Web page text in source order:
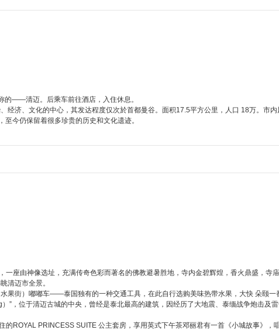
的——清迈。后乘车前往酒店，入住休息。
、文化的中心，其发达程度仅次於首都曼谷。面积17.5平方公里，人口 18万。市内
今仍保留着很多珍贵的历史和文化遗迹。
神像选址，充满传奇色彩而著名的佛教避暑胜地，寺内金碧辉煌，香火鼎盛，寺庙
清迈市全景。
街）嘟嘟车——泰国独有的一种交通工具，在此自行选购美味热带水果，大快 朵颐一
，位于清迈古城的中央，曾经是泰北最高的建筑，因经历了大地震、泰缅战争炮击及雷
PRINCESS SUITE 公主套房，享用英式下午茶邓丽君有一首《小城故事》，